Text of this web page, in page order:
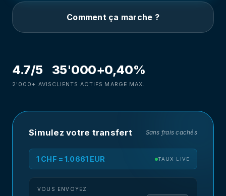
Comment ça marche ?
4.7/5
2'000+ AVIS
35'000+
CLIENTS ACTIFS
0,40%
MARGE MAX.
Simulez votre transfert Sans frais cachés
1 CHF = 1.0661 EUR TAUX LIVE
VOUS ENVOYEZ